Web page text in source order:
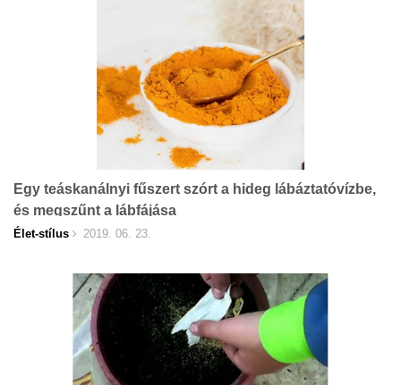
Egy teáskanálnyi fűszert szórt a hideg lábáztatóvízbe,
és megszűnt a lábfájása
Élet-stílus 2019. 06. 23.